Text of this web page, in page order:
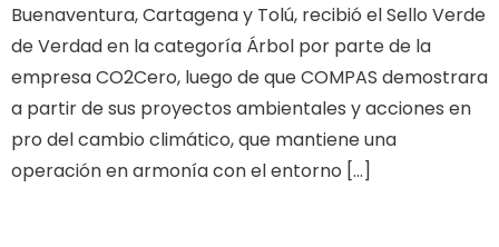
Buenaventura, Cartagena y Tolú, recibió el Sello Verde
de Verdad en la categoría Árbol por parte de la
empresa CO2Cero, luego de que COMPAS demostrara
a partir de sus proyectos ambientales y acciones en
pro del cambio climático, que mantiene una
operación en armonía con el entorno […]